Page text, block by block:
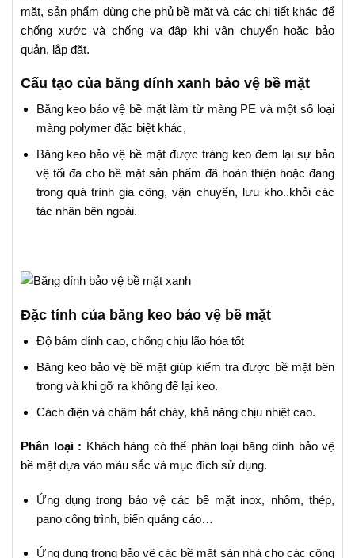
mặt, sản phẩm dùng che phủ bề mặt và các chi tiết khác để
chống xước và chống va đập khi vận chuyển hoặc bảo
quản, lắp đặt.
Cấu tạo của băng dính xanh bảo vệ bề mặt
Băng keo bảo vệ bề mặt làm từ màng PE và một số loại
màng polymer đặc biệt khác,
Băng keo bảo vệ bề mặt được tráng keo đem lại sự bảo
vệ tối đa cho bề mặt sản phẩm đã hoàn thiện hoặc đang
trong quá trình gia công, vận chuyển, lưu kho..khỏi các
tác nhân bên ngoài.
Đặc tính của băng keo bảo vệ bề mặt
Độ bám dính cao, chống chịu lão hóa tốt
Băng keo bảo vệ bề mặt giúp kiểm tra được bề mặt bên
trong và khi gỡ ra không để lại keo.
Cách điện và chậm bắt cháy, khả năng chịu nhiệt cao.
Phân loại : Khách hàng có thể phân loại băng dính bảo vệ
bề mặt dựa vào màu sắc và mục đích sử dụng.
Ứng dụng trong bảo vệ các bề mặt inox, nhôm, thép,
pano công trình, biển quảng cáo…
Ứng dụng trong bảo vệ các bề mặt sàn nhà cho các công